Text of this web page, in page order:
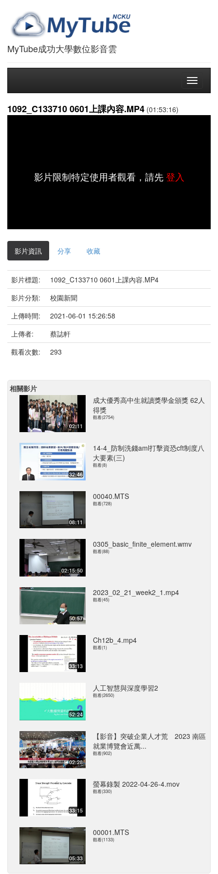
MyTube成功大學數位影音雲
Toggle
1092_C133710 0601上課內容.MP4 (01:53:16)
影片限制特定使用者觀看，請先登入
影片資訊 分享 收藏
影片標題:
1092_C133710 0601上課內容.MP4
影片分類:
校園新聞
上傳時間:
2021-06-01 15:26:58
上傳者:
蔡誌軒
觀看次數:
293
相關影片
02:11
成大優秀高中生就讀獎學金頒獎 62人
得獎
觀看(2754)
32:46
14-4_防制洗錢aml打擊資恐cft制度八
大要素(三)
觀看(8)
08:11
00040.MTS
觀看(728)
02:15:50
0305_basic_finite_element.wmv
觀看(88)
50:57
2023_02_21_week2_1.mp4
觀看(45)
33:13
Ch12b_4.mp4
觀看(1)
52:24
人工智慧與深度學習2
觀看(2650)
02:28
【影音】突破企業人才荒 2023 南區
就業博覽會近萬...
觀看(902)
33:15
螢幕錄製 2022-04-26-4.mov
觀看(330)
05:33
00001.MTS
觀看(1133)